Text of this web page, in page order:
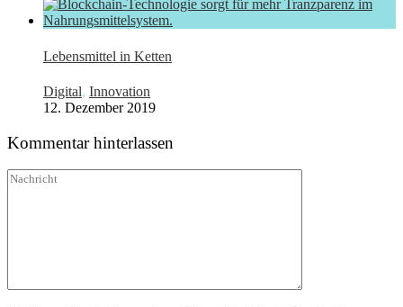
Lebensmittel in Ketten
Digital, Innovation
12. Dezember 2019
Kommentar hinterlassen